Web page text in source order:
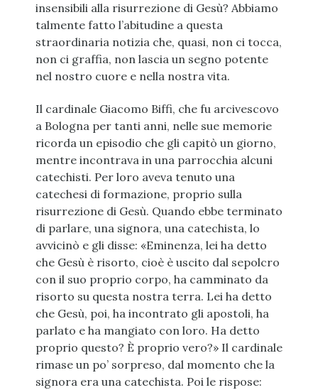
insensibili alla risurrezione di Gesù? Abbiamo
talmente fatto l’abitudine a questa
straordinaria notizia che, quasi, non ci tocca,
non ci graffia, non lascia un segno potente
nel nostro cuore e nella nostra vita.
Il cardinale Giacomo Biffi, che fu arcivescovo
a Bologna per tanti anni, nelle sue memorie
ricorda un episodio che gli capitò un giorno,
mentre incontrava in una parrocchia alcuni
catechisti. Per loro aveva tenuto una
catechesi di formazione, proprio sulla
risurrezione di Gesù. Quando ebbe terminato
di parlare, una signora, una catechista, lo
avvicinò e gli disse: «Eminenza, lei ha detto
che Gesù è risorto, cioè è uscito dal sepolcro
con il suo proprio corpo, ha camminato da
risorto su questa nostra terra. Lei ha detto
che Gesù, poi, ha incontrato gli apostoli, ha
parlato e ha mangiato con loro. Ha detto
proprio questo? È proprio vero?» Il cardinale
rimase un po’ sorpreso, dal momento che la
signora era una catechista. Poi le rispose: